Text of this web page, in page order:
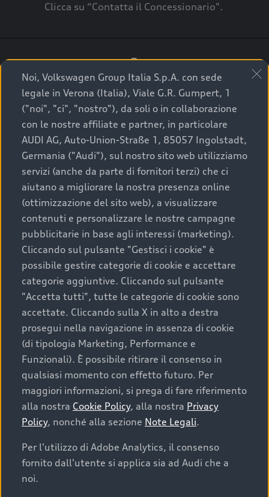
Clicca su “Contatta il Concessionario".
3
A breve verrai ricontattato dal Customer Care
Audi Center o direttamente dal Concessionario
che ti supporterà per finalizzare la tua richiesta.
La qualità di acquistare
un’auto usata Audi
Scegliere un’auto usata è una decisione che coniuga
convenienza, affidabilità e sostenibilità. Per fare un
acquisto sicuro, è essenziale considerare aspetti
determinanti come la garanzia inclusa e l’affidabilità del
marchio. Audi offre l’auto usata perfetta tramite Audi
Prima Scelta :plus
Cosa sapere prima di
acquistare la tua prossima
auto
I requisiti fondamentali da considerare prima di
acquistare un’auto usata, oltre al prezzo e all'aspetto,
Noi, Volkswagen Group Italia S.p.A. con sede
legale in Verona (Italia), Viale G.R. Gumpert, 1
("noi", "ci", "nostro"), da soli o in collaborazione
con le nostre affiliate e partner, in particolare
AUDI AG, Auto-Union-Straße 1, 85057 Ingolstadt,
Germania ("Audi"), sul nostro sito web utilizziamo
servizi (anche da parte di fornitori terzi) che ci
aiutano a migliorare la nostra presenza online
(ottimizzazione del sito web), a visualizzare
contenuti e personalizzare le nostre campagne
pubblicitarie in base agli interessi (marketing).
Cliccando sul pulsante "Gestisci i cookie" è
possibile gestire categorie di cookie e accettare
categorie aggiuntive. Cliccando sul pulsante
"Accetta tutti", tutte le categorie di cookie sono
accettate. Cliccando sulla X in alto a destra
prosegui nella navigazione in assenza di cookie
(di tipologia Marketing, Performance e
Funzionali). È possibile ritirare il consenso in
qualsiasi momento con effetto futuro. Per
maggiori informazioni, si prega di fare riferimento
alla nostra Cookie Policy, alla nostra Privacy
Policy, nonché alla sezione Note Legali.
Per l'utilizzo di Adobe Analytics, il consenso
fornito dall'utente si applica sia ad Audi che a
noi.